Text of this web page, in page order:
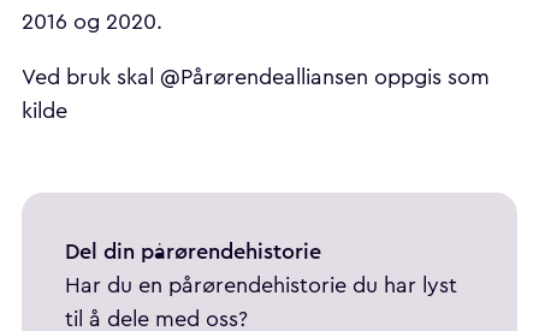
2016 og 2020.
Ved bruk skal @Pårørendealliansen oppgis som
kilde
Del din pårørendehistorie
Har du en pårørendehistorie du har lyst
til å dele med oss?